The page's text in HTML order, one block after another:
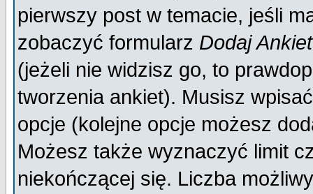
pierwszy post w temacie, jeśli
zobaczyć formularz Dodaj
(jeżeli nie widzisz go, to
tworzenia ankiet). Musisz
opcje (kolejne opcje możesz
Możesz także wyznaczyć limit
niekończącej się. Liczba